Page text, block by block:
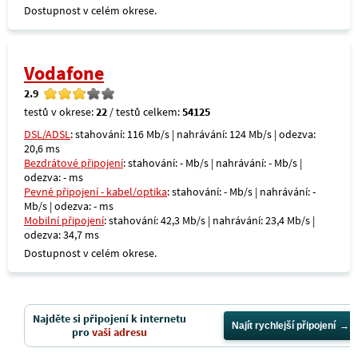
Dostupnost v celém okrese.
Vodafone
2.9
testů v okrese:22 / testů celkem:54125
DSL/ADSL: stahování: 116 Mb/s | nahrávání: 124 Mb/s | odezva:
20,6 ms
Bezdrátové připojení: stahování: - Mb/s | nahrávání: - Mb/s |
odezva: - ms
Pevné připojení - kabel/optika: stahování: - Mb/s | nahrávání: -
Mb/s | odezva: - ms
Mobilní připojení: stahování: 42,3 Mb/s | nahrávání: 23,4 Mb/s |
odezva: 34,7 ms
Dostupnost v celém okrese.
Najděte si připojení k internetu
provaši adresu Najít rychlejší připojení